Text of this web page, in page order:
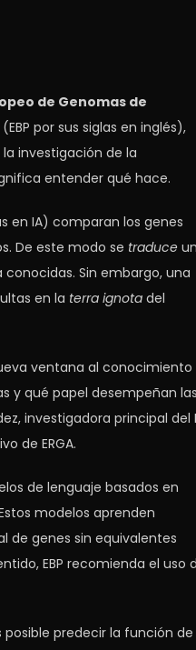
de Genomas de
por sus siglas en inglés),
investigación de la
entender qué hace.
en IA) comparan los genes
De este modo se traduce un
Sin embargo, una
en la terra ignota del
ventana al conocimiento
y qué papel desempeñan las
investigadora principal del
de ERGA.
de lenguaje basados en
modelos aprenden
de genes sin equivalentes
EBP recomienda el uso
predecir la función de